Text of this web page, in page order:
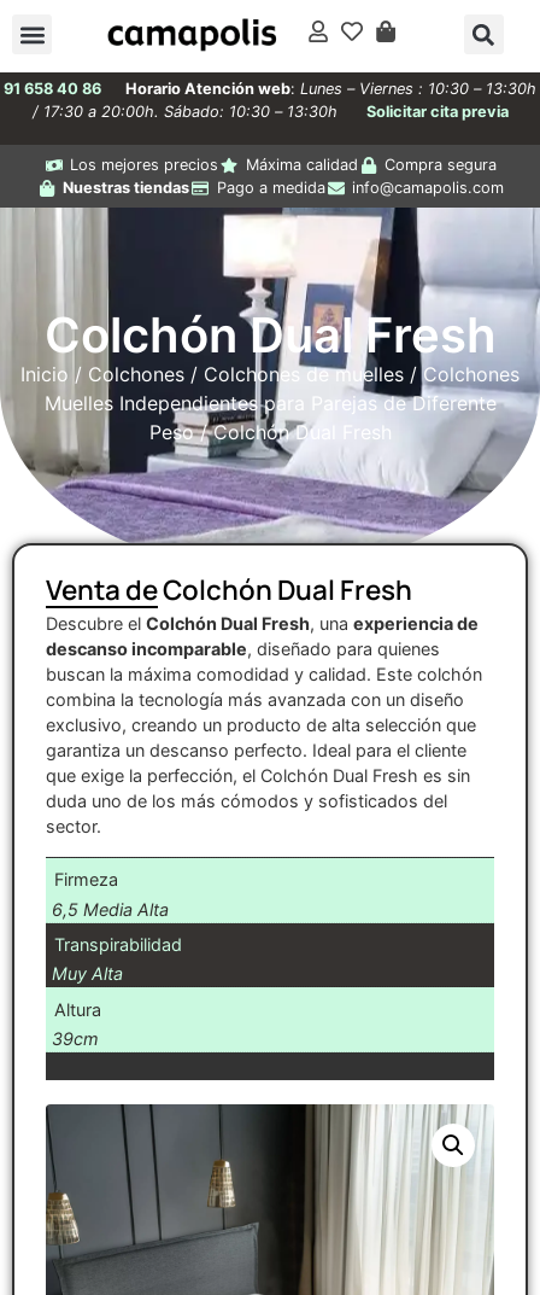
91 658 40 86 Horario Atención web: Lunes – Viernes : 10:30 – 13:30h
/ 17:30 a 20:00h. Sábado: 10:30 – 13:30h
Solicitar cita previa
Los mejores precios Máxima calidad
Compra segura
Nuestras tiendas
Pago a medida info@camapolis.com
Colchón Dual Fresh
Inicio / Colchones / Colchones de muelles /Colchones
Muelles Independientes para Parejas de Diferente
Peso/ Colchón Dual Fresh
Venta de Colchón Dual Fresh
Descubre el Colchón Dual Fresh, una experiencia de
descanso incomparable, diseñado para quienes
buscan la máxima comodidad y calidad. Este colchón
combina la tecnología más avanzada con un diseño
exclusivo, creando un producto de alta selección que
garantiza un descanso perfecto. Ideal para el cliente
que exige la perfección, el Colchón Dual Fresh es sin
duda uno de los más cómodos y sofisticados del
sector.
Firmeza
6,5 Media Alta
Transpirabilidad
Muy Alta
Altura
39cm